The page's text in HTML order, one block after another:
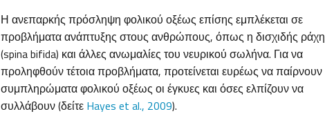
Η ανεπαρκής πρόσληψη φολικού οξέως επίσης εμπλέκεται σε
προβλήματα ανάπτυξης στους ανθρώπους, όπως η δισχιδής ράχη
(spina bifida) και άλλες ανωμαλίες του νευρικού σωλήνα. Για να
προληφθούν τέτοια προβλήματα, προτείνεται ευρέως να παίρνουν
συμπληρώματα φολικού οξέως οι έγκυες και όσες ελπίζουν να
συλλάβουν (δείτε Hayes et al., 2009).